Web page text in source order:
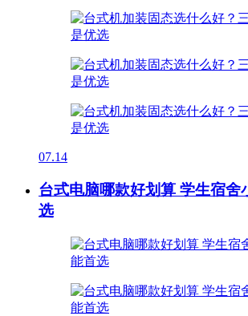
07.14
台式电脑哪款好划算 学生宿舍
选